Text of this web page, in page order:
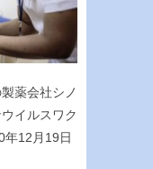
薬会社シノ
イルスワク
年12月19日